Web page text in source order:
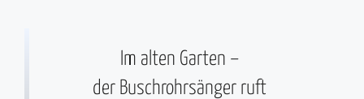
Im alten Garten –
der Buschrohrsänger ruft